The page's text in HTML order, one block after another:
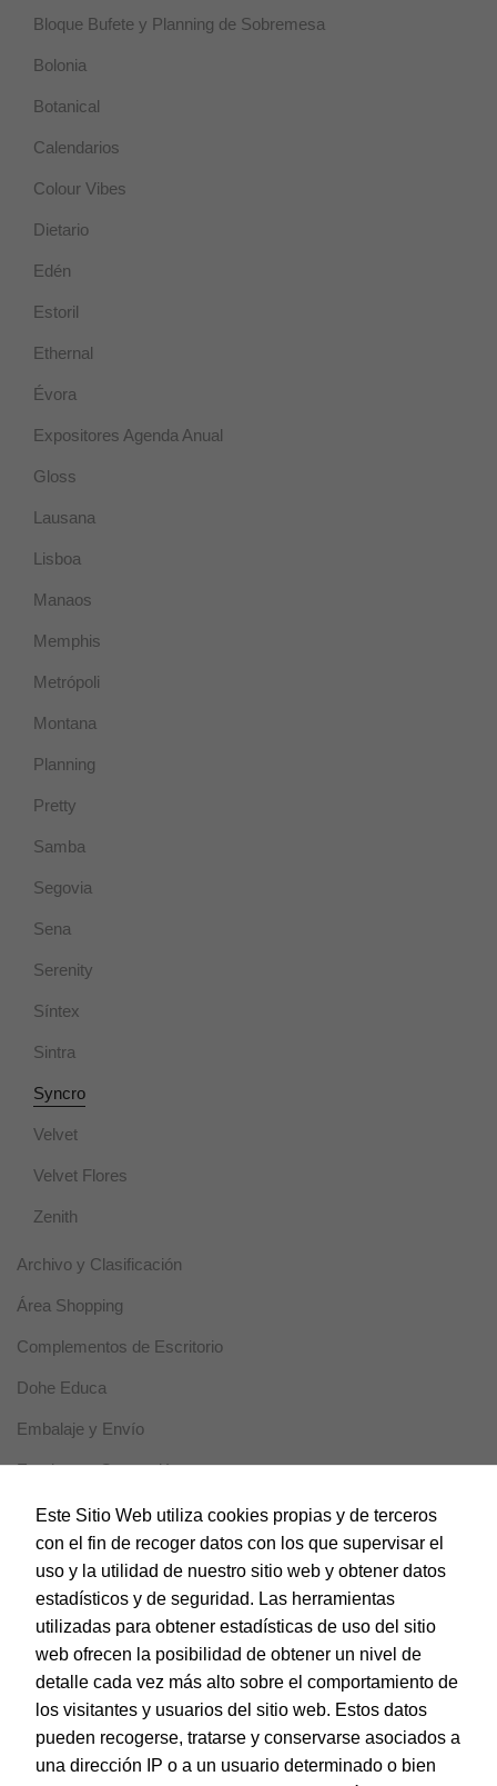
Bloque Bufete y Planning de Sobremesa
Bolonia
Botanical
Calendarios
Colour Vibes
Dietario
Edén
Estoril
Ethernal
Évora
Expositores Agenda Anual
Gloss
Lausana
Lisboa
Manaos
Memphis
Metrópoli
Montana
Planning
Pretty
Samba
Segovia
Sena
Serenity
Síntex
Sintra
Syncro
Velvet
Velvet Flores
Zenith
Archivo y Clasificación
Área Shopping
Complementos de Escritorio
Dohe Educa
Embalaje y Envío
Escritura y Corrección
Horeca
Magic Box
Material Escolar
Notebooks
Papel y Manipulados
Protección y Presentación
Sistemas de corte
Este Sitio Web utiliza cookies propias y de terceros
con el fin de recoger datos con los que supervisar el
uso y la utilidad de nuestro sitio web y obtener datos
estadísticos y de seguridad. Las herramientas
utilizadas para obtener estadísticas de uso del sitio
web ofrecen la posibilidad de obtener un nivel de
detalle cada vez más alto sobre el comportamiento de
los visitantes y usuarios del sitio web. Estos datos
pueden recogerse, tratarse y conservarse asociados a
una dirección IP o a un usuario determinado o bien
Experiencia
se usan para
un correcto
funcionamiento
de la web
durante la
visita. Si se
rechazan,
puede que
algunas
funcionalidades
desaparezcan.
Marketing